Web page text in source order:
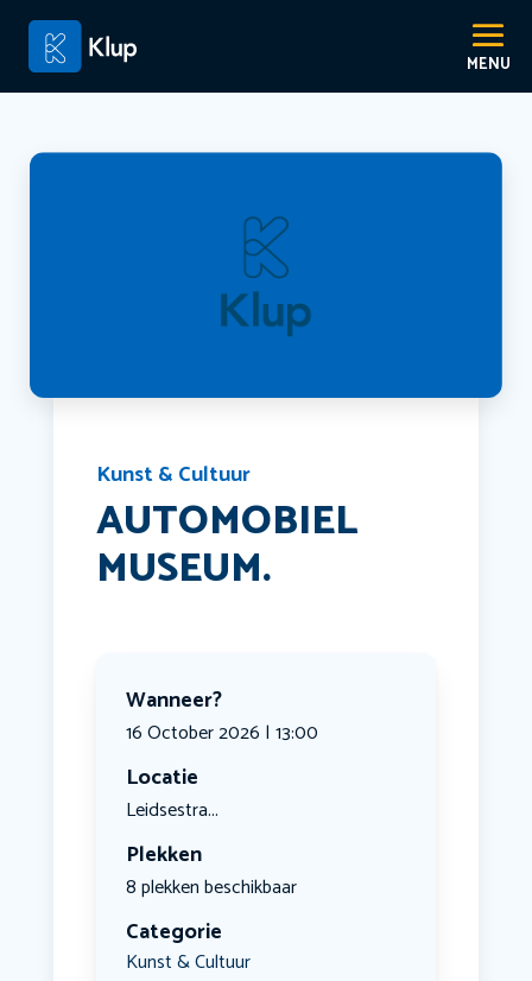
Kunst & Cultuur
AUTOMOBIEL
MUSEUM.
Wanneer?
16 October 2026 | 13:00
Locatie
Leidsestra...
Plekken
8 plekken beschikbaar
Categorie
Kunst & Cultuur